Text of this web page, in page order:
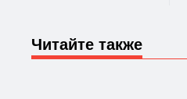
Читайте также